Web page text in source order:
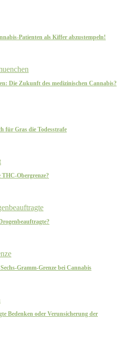
Patienten als Kiffer abzustempeln!
Die Zukunft des medizinischen Cannabis?
für Gras die Todesstrafe
Obergrenze?
Gramm-Grenze bei Cannabis
Bedenken oder Verunsicherung der